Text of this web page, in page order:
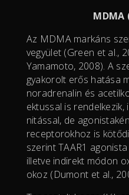
MDMA
Az MDMA markáns
vegyület (Green et al.,
Yamamoto, 2008). A
gyakorolt erős hatása
noradrenalin és
ektussal is rendelkezik,
nitással, de
receptorokhoz is
szerint TAAR1
illetve indirekt módon
okoz (Dumont et al.,